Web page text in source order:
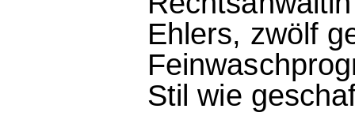
Ehlers, zwölf
Stil wie